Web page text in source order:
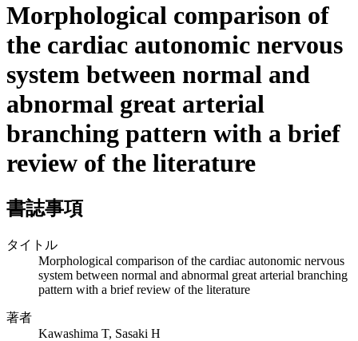
Morphological comparison of
the cardiac autonomic nervous
system between normal and
abnormal great arterial
branching pattern with a brief
review of the literature
書誌事項
タイトル
Morphological comparison of the cardiac autonomic nervous
system between normal and abnormal great arterial branching
pattern with a brief review of the literature
著者
Kawashima T, Sasaki H